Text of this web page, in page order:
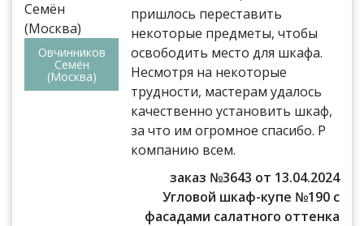
Овчинников
Семён
(Москва)
пришлось переставить
некоторые предметы, чтобы
освободить место для шкафа.
Несмотря на некоторые
трудности, мастерам удалось
качественно установить шкаф,
за что им огромное спасибо. Р
компанию всем.
заказ №3643 от 13.04.2024
Угловой шкаф-купе №190 с
фасадами салатного оттенка